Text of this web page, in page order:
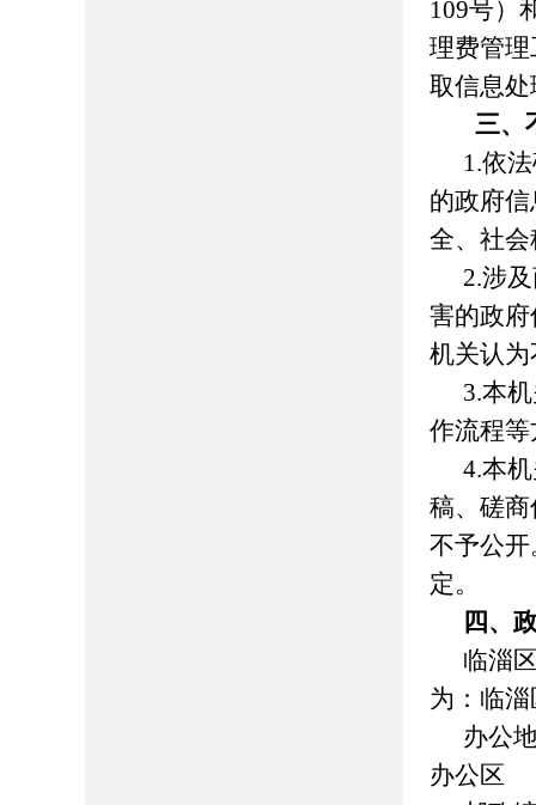
109号）
理费管
取信息
三、
1.依
的政府
全、社
2.涉
害的政
机关认
3.本
作流程
4.本
稿、磋
不予公
定。
四、
临淄
为： 临
办公
办公区